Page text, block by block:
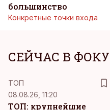
большинство
Конкретные точки входа
СЕЙЧАС В
ТОП
08.08.26, 11:20
ТОП: крупнейшие